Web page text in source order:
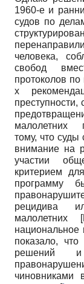
1960-е и
судов по
человека,
свобод
протоколов
х
малолетних
тому, что
внимание на
участии
критерием
программу
рецидива
малолетних
[
национальное
показало, что
решений
чиновниками